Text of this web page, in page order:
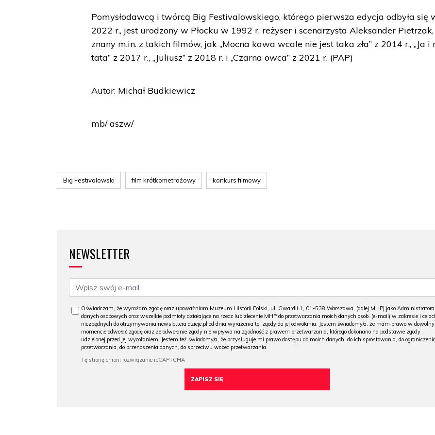
Pomysłodawcą i twórcą Big Festivalowskiego, którego pierwsza edycja odbyła się
2022 r., jest urodzony w Płocku w 1992 r. reżyser i scenarzysta Aleksander Pietrzak,
znany m.in. z takich filmów, jak „Mocna kawa wcale nie jest taka zła” z 2014 r., „Ja i
tata” z 2017 r., „Juliusz” z 2018 r. i „Czarna owca” z 2021 r. (PAP)
Autor: Michał Budkiewicz
mb/ aszw/
Big Festivalowski film krótkometrażowy konkurs filmowy
NEWSLETTER
Oświadczam, że wyrażam zgodę oraz upoważniam Muzeum Historii Polski, ul. Gwardii 1, 01-538 Warszawa, (dalej MHP) jako Administratora
danych osobowych oraz wszelkie podmioty działające na rzecz lub zlecenie MHP do przetwarzania moich danych osob. (e-mail) w zakresie i
niezbędnych do otrzymywania newslettera dzieje.pl od dnia wyrażenia tej zgody do jej odwołania. Jestem świadomy/a, że mam prawo w
momencie odwołać zgodę oraz że odwołanie zgody nie wpływa na zgodność z prawem przetwarzania, którego dokonano na podstawie zgody
udzielonej przed jej wycofaniem. Jestem też świadomy/a, że przysługuje mi prawo dostępu do moich danych, do ich sprostowania, do ograniczenia
przetwarzania, do przenoszenia danych, do sprzeciwu wobec przetwarzania.